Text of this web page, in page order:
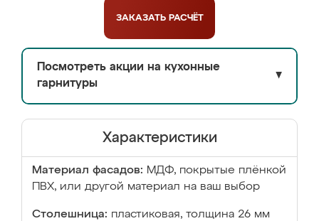
ЗАКАЗАТЬ РАСЧЁТ
Посмотреть акции на кухонные
гарнитуры
▼
Характеристики
Материал фасадов: МДФ, покрытые плёнкой
ПВХ, или другой материал на ваш выбор
Столешница: пластиковая, толщина 26 мм